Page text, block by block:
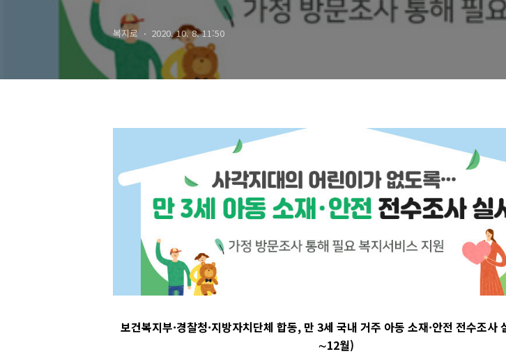
복지로 2020. 10. 8. 11:50
보건복지부·경찰청·지방자치단체 합동, 만 3세 국내 거주 아동 소재·안전 전수조사
∼12월)